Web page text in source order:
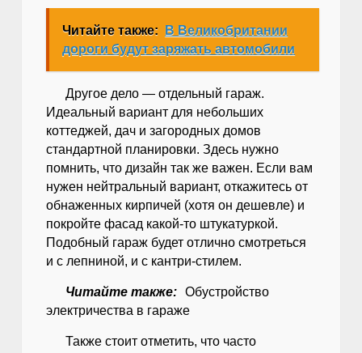
Читайте также:
В Великобритании
дороги будут заряжать автомобили
Другое дело — отдельный гараж.
Идеальный вариант для небольших
коттеджей, дач и загородных домов
стандартной планировки. Здесь нужно
помнить, что дизайн так же важен. Если вам
нужен нейтральный вариант, откажитесь от
обнаженных кирпичей (хотя он дешевле) и
покройте фасад какой-то штукатуркой.
Подобный гараж будет отлично смотреться
и с лепниной, и с кантри-стилем.
Читайте также: Обустройство
электричества в гараже
Также стоит отметить, что часто